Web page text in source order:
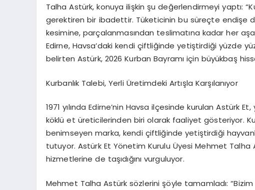
Talha Astürk, konuya ilişkin şu değerlendirmeyi yaptı:
gerektiren bir ibadettir. Tüketicinin bu süreçte endişe
kesimine, parçalanmasından teslimatına kadar her
Edirne, Havsa’daki kendi çiftliğinde yetiştirdiği yüzde
belirten Astürk, 2026 Kurban Bayramı için büyükbaş
Kurbanlık Talebi, Yerli Üretimdeki Artışla Karşılanıyor
1971 yılında Edirne’nin Havsa ilçesinde kurulanAstürk Et,
köklü et üreticilerinden biri olarak faaliyet gösteriyor.
benimseyen marka, kendi çiftliğinde yetiştirdiği
tutuyor. Astürk Et Yönetim Kurulu ÜyesiMehmet Talha
hizmetlerine de taşıdığını vurguluyor.
Mehmet Talha Astürk sözlerini şöyle tamamladı: